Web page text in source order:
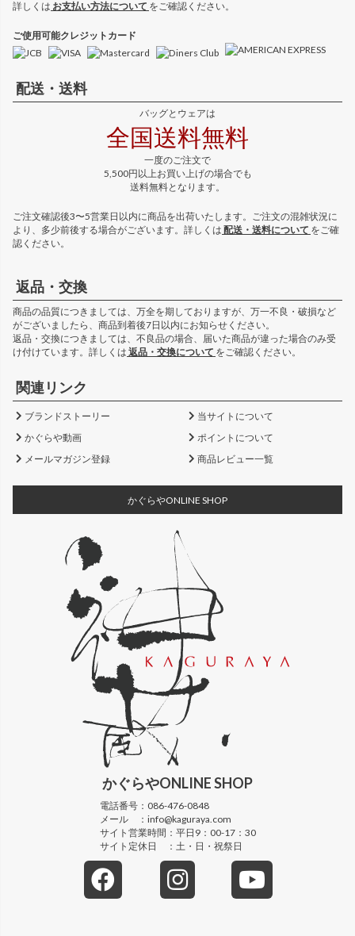
詳しくは お支払い方法について をご確認ください。
ご使用可能クレジットカード
配送・送料
バッグとウェアは
全国送料無料
一度のご注文で
5,500円以上お買い上げの場合でも
送料無料となります。
ご注文確認後3〜5営業日以内に商品を出荷いたします。ご注文の混雑状況に
より、多少前後する場合がございます。詳しくは 配送・送料について をご確
認ください。
返品・交換
商品の品質につきましては、万全を期しておりますが、万一不良・破損など
がございましたら、商品到着後7日以内にお知らせください。
返品・交換につきましては、不良品の場合、届いた商品が違った場合のみ受
け付けています。詳しくは 返品・交換について をご確認ください。
関連リンク
ブランドストーリー
当サイトについて
かぐらや動画
ポイントについて
メールマガジン登録
商品レビュー一覧
かぐらやONLINE SHOP
かぐらやONLINE SHOP
電話番号： 086-476-0848
メール ： info@kaguraya.com
サイト営業時間： 平日9：00-17：30
サイト定休日 ： 土・日・祝祭日